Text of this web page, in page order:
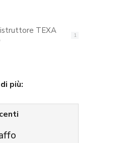
TEXA
1
più: